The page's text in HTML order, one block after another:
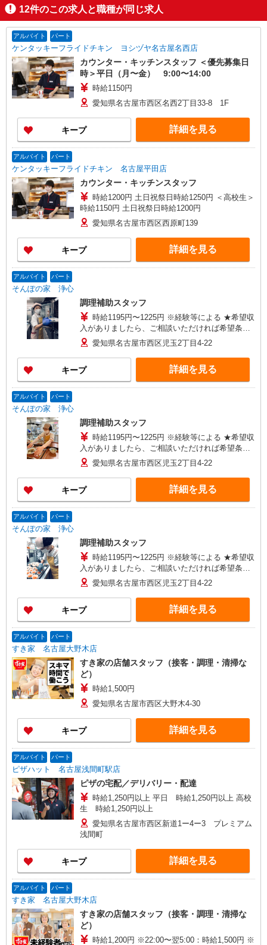
12件のこの求人と職種が同じ求人
アルバイト パート
ケンタッキーフライドチキン ヨシヅヤ名古屋名西店
カウンター・キッチンスタッフ ＜優先募集日
時＞平日（月〜金） 9:00〜14:00
時給1150円
愛知県名古屋市西区名西2丁目33-8 1F
キープ 詳細を見る
アルバイト パート
ケンタッキーフライドチキン 名古屋平田店
カウンター・キッチンスタッフ
時給1200円 土日祝祭日時給1250円 ＜高校生＞
時給1150円 土日祝祭日時給1200円
愛知県名古屋市西区西原町139
キープ 詳細を見る
アルバイト パート
そんぽの家 浄心
調理補助スタッフ
時給1195円〜1225円 ※経験等による ★希望収
入がありましたら、ご相談いただければ希望条件
に合うかの確認もいたします。 ★時間外手当別
途支給 ★上記金額は働きがい向上手当を含みま
す。 ★働きがい向上手当※26年6月改定（地域に
より異なる） 社会保険加入者は更に＋30円
愛知県名古屋市西区児玉2丁目4-22
キープ 詳細を見る
アルバイト パート
そんぽの家 浄心
調理補助スタッフ
時給1195円〜1225円 ※経験等による ★希望収
入がありましたら、ご相談いただければ希望条件
に合うかの確認もいたします。 ★時間外手当別
途支給 ★上記金額は働きがい向上手当を含みま
す。 ★働きがい向上手当※26年6月改定（地域に
より異なる） 社会保険加入者は更に＋30円
愛知県名古屋市西区児玉2丁目4-22
キープ 詳細を見る
アルバイト パート
そんぽの家 浄心
調理補助スタッフ
時給1195円〜1225円 ※経験等による ★希望収
入がありましたら、ご相談いただければ希望条件
に合うかの確認もいたします。 ★時間外手当別
途支給 ★上記金額は働きがい向上手当を含みま
す。 ★働きがい向上手当※26年6月改定（地域に
より異なる） 社会保険加入者は更に＋30円
愛知県名古屋市西区児玉2丁目4-22
キープ 詳細を見る
アルバイト パート
すき家 名古屋大野木店
すき家の店舗スタッフ（接客・調理・清掃な
ど）
時給1,500円
愛知県名古屋市西区大野木4-30
キープ 詳細を見る
アルバイト パート
ピザハット 名古屋浅間町駅店
ピザの宅配／デリバリー・配達
時給1,250円以上 平日 時給1,250円以上 高校
生 時給1,250円以上
愛知県名古屋市西区新道1ー4ー3 プレミアム
浅間町
キープ 詳細を見る
アルバイト パート
すき家 名古屋大野木店
すき家の店舗スタッフ（接客・調理・清掃な
ど）
時給1,200円 ※22:00〜翌5:00：時給1,500円 ※